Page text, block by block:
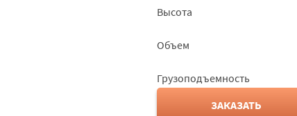
Высота
Объем
Грузоподъемность
ЗАКАЗАТЬ